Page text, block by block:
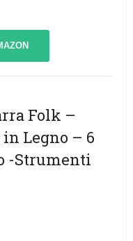
Folk –
Legno – 6
-Strumenti